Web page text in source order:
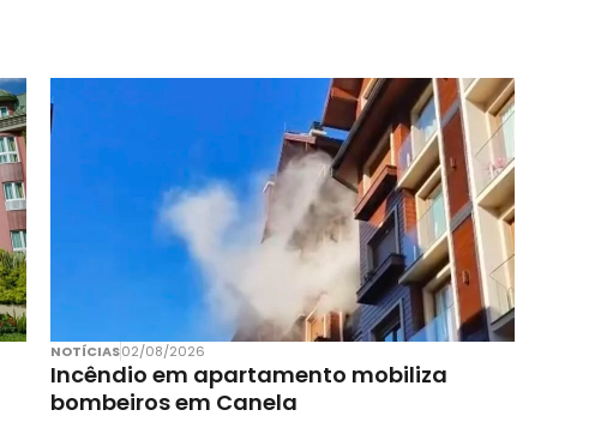
NOTÍCIAS02/08/2026
Incêndio em apartamento mobiliza
bombeiros em Canela